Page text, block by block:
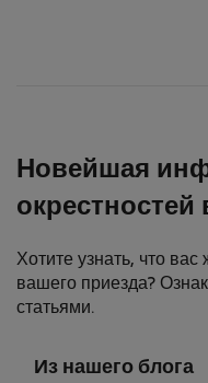
Новейшая
окрестностей
Хотите узнать, что
вашего приезда?
статьями.
Из нашего блога